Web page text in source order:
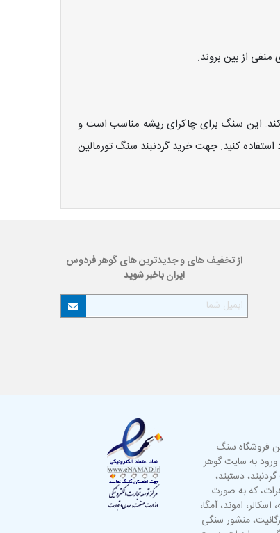
منفی از بین بروند.
این سنگ برای چاکرای ریشه مناسب است و
کنید. جهت خرید گردنبند سنگ تورمالین
از تخفیف های و جدیدترین های گوهر فردوس
ایران باخبر شوید
فروشگاه سنگ
به سایت گوهر
دستبند،
که به صورت
، اسکالر، اموند، آمگا،
منشور سنگی